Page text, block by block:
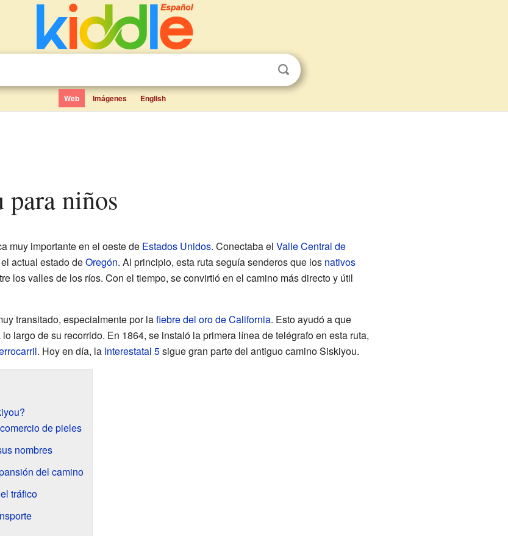
Web Imágenes English
para niños
muy importante en el oeste de Estados Unidos. Conectaba el Valle Central de
actual estado deOregón. Al principio, esta ruta seguía senderos que los nativos
los valles de los ríos. Con el tiempo, se convirtió en el camino más directo y útil
transitado, especialmente por lafiebre del oro de California. Esto ayudó a que
largo de su recorrido. En 1864, se instaló la primera línea de telégrafo en esta ruta,
. Hoy en día, la Interestatal 5sigue gran parte del antiguo camino Siskiyou.
de pieles
nombres
del camino
tráfico